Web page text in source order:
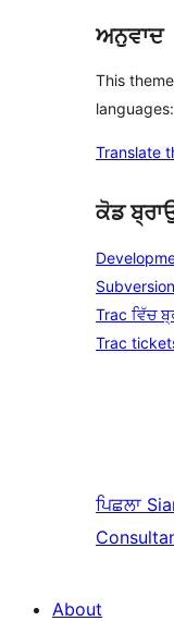
ਅਨੁਵਾਦ
This
languages:
Translate
ਕੋਡ
Trac ਵਿੱਚ
Trac
ਪਿਛਲਾ
About